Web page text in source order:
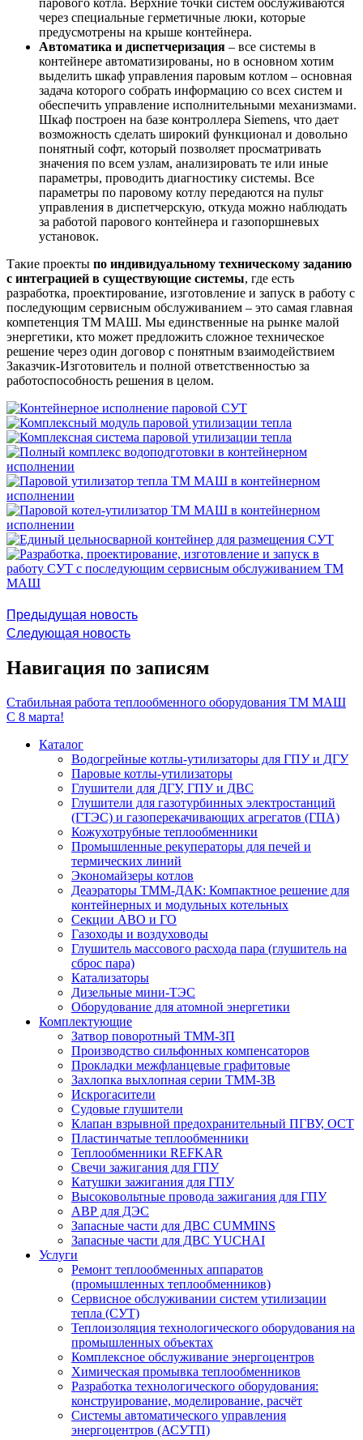
парового котла. Верхние точки систем обслуживаются
через специальные герметичные люки, которые
предусмотрены на крыше контейнера.
Автоматика и диспетчеризация – все системы в
контейнере автоматизированы, но в основном хотим
выделить шкаф управления паровым котлом – основная
задача которого собрать информацию со всех систем и
обеспечить управление исполнительными механизмами.
Шкаф построен на базе контроллера Siemens, что дает
возможность сделать широкий функционал и довольно
понятный софт, который позволяет просматривать
значения по всем узлам, анализировать те или иные
параметры, проводить диагностику системы. Все
параметры по паровому котлу передаются на пульт
управления в диспетчерскую, откуда можно наблюдать
за работой парового контейнера и газопоршневых
установок.
Такие проекты по индивидуальному техническому заданию
с интеграцией в существующие системы, где есть
разработка, проектирование, изготовление и запуск в работу с
последующим сервисным обслуживанием – это самая главная
компетенция ТМ МАШ. Мы единственные на рынке малой
энергетики, кто может предложить сложное техническое
решение через один договор с понятным взаимодействием
Заказчик-Изготовитель и полной ответственностью за
работоспособность решения в целом.
Предыдущая новость
Следующая новость
Навигация по записям
Стабильная работа теплообменного оборудования ТМ МАШ
С 8 марта!
Каталог
Водогрейные котлы-утилизаторы для ГПУ и ДГУ
Паровые котлы-утилизаторы
Глушители для ДГУ, ГПУ и ДВС
Глушители для газотурбинных электростанций
(ГТЭС) и газоперекачивающих агрегатов (ГПА)
Кожухотрубные теплообменники
Промышленные рекуператоры для печей и
термических линий
Экономайзеры котлов
Деаэраторы ТММ-ДАК: Компактное решение для
контейнерных и модульных котельных
Секции АВО и ГО
Газоходы и воздуховоды
Глушитель массового расхода пара (глушитель на
сброс пара)
Катализаторы
Дизельные мини-ТЭС
Оборудование для атомной энергетики
Комплектующие
Затвор поворотный ТММ-ЗП
Производство сильфонных компенсаторов
Прокладки межфланцевые графитовые
Захлопка выхлопная серии ТММ-ЗВ
Искрогасители
Судовые глушители
Клапан взрывной предохранительный ПГВУ, ОСТ
Пластинчатые теплообменники
Теплообменники REFKAR
Свечи зажигания для ГПУ
Катушки зажигания для ГПУ
Высоковольтные провода зажигания для ГПУ
АВР для ДЭС
Запасные части для ДВС CUMMINS
Запасные части для ДВС YUCHAI
Услуги
Ремонт теплообменных аппаратов
(промышленных теплообменников)
Сервисное обслуживании систем утилизации
тепла (СУТ)
Теплоизоляция технологического оборудования на
промышленных объектах
Комплексное обслуживание энергоцентров
Химическая промывка теплообменников
Разработка технологического оборудования:
конструирование, моделирование, расчёт
Системы автоматического управления
энергоцентров (АСУТП)